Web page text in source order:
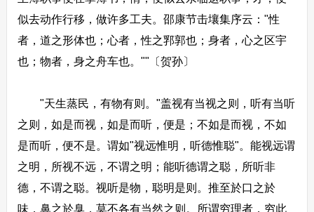
似去动作行移，做许多工夫。邵康节击壤集序云："性
者，道之形体也；心者，性之郛郭也；身者，心之区宇
也；物者，身之舟车也。""〔贺孙〕
"天生蒸民，有物有则。"盖视有当视之则，听有当听
之则，如是而视，如是而听，便是；不如是而视，不如
是而听，便不是。谓如"视远惟明，听德惟聪"。能视远谓
之明，所视不远，不谓之明；能听德谓之聪，所听非
德，不谓之聪。视听是物，聪明是则。推至於口之於
味，鼻之於臭，莫不各有当然之则。所谓穷理者，穷此